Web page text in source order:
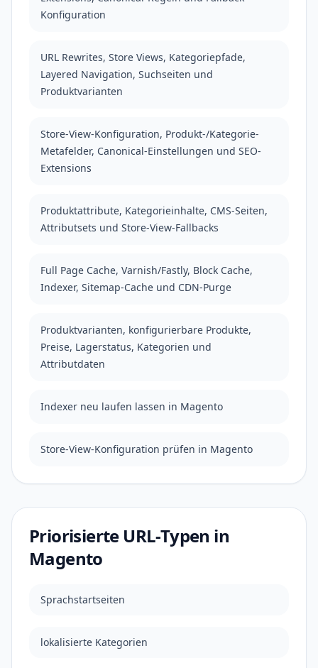
Konfiguration
URL Rewrites, Store Views, Kategoriepfade,
Layered Navigation, Suchseiten und
Produktvarianten
Store-View-Konfiguration, Produkt-/Kategorie-
Metafelder, Canonical-Einstellungen und SEO-
Extensions
Produktattribute, Kategorieinhalte, CMS-Seiten,
Attributsets und Store-View-Fallbacks
Full Page Cache, Varnish/Fastly, Block Cache,
Indexer, Sitemap-Cache und CDN-Purge
Produktvarianten, konfigurierbare Produkte,
Preise, Lagerstatus, Kategorien und
Attributdaten
Indexer neu laufen lassen in Magento
Store-View-Konfiguration prüfen in Magento
Priorisierte URL-Typen in
Magento
Sprachstartseiten
lokalisierte Kategorien